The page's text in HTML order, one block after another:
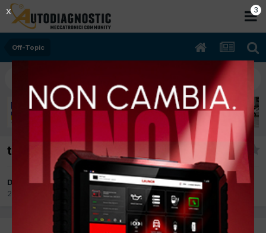
Off-Topic
telecomando telefonico
Da delta
20 Febbraio 2012
Off-Topic
2
X